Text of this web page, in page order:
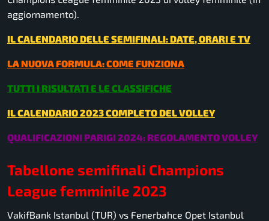
aggiornamento).
IL CALENDARIO DELLE SEMIFINALI: DATE, ORARI E TV
LA NUOVA FORMULA: COME FUNZIONA
TUTTI I RISULTATI E LE CLASSIFICHE
IL CALENDARIO 2023 COMPLETO DEL VOLLEY
QUALIFICAZIONI PARIGI 2024: REGOLAMENTO VOLLEY
Tabellone semifinali Champions
League femminile 2023
VakifBank Istanbul (TUR) vs Fenerbahce Opet Istanbul